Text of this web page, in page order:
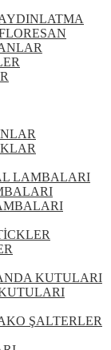
LAMBALARI
KUTULARI
ŞALTERLER